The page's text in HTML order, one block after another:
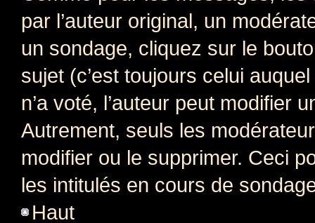
par l’auteur original, un
un sondage, cliquez sur le
sujet (c’est toujours celui
n’a voté, l’auteur peut modifier
Autrement, seuls les
modifier ou le supprimer. Ceci
les intitulés en cours de
Haut